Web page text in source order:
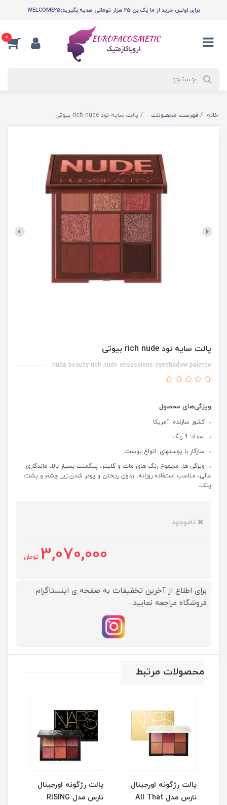
برای اولین خرید از ما یک بن 25 هزار تومانی هدیه بگیرید:WELCOME25
0
خانه فهرست محصولات پالت سایه نود rich nude بیوتی
پالت سایه نود rich nude بیوتی
huda beauty rich nude obsessions eyeshadow palette
ویژگی‌های محصول
کشور سازنده: آمریکا
تعداد: 9 رنگ
سازگار با پوستهای: انواع پوست
ویژگی ها: مجموع رنگ های مات و گلیتر، پیگمنت بسیار بالا، ماندگاری
عالی، مناسب استفاده روزانه، بدون ریختن و پودر شدن زیر چشم و پشت
پلک،
ناموجود
3,070,000 تومان
برای اطلاع از آخرین تخفیفات به صفحه ی اینستاگرام
فروشگاه مراجعه نمایید.
محصولات مرتبط
پالت رژگونه اورجینال
نارس مدل All That
پالت رژگونه اورجینال
نارس مدل RISING